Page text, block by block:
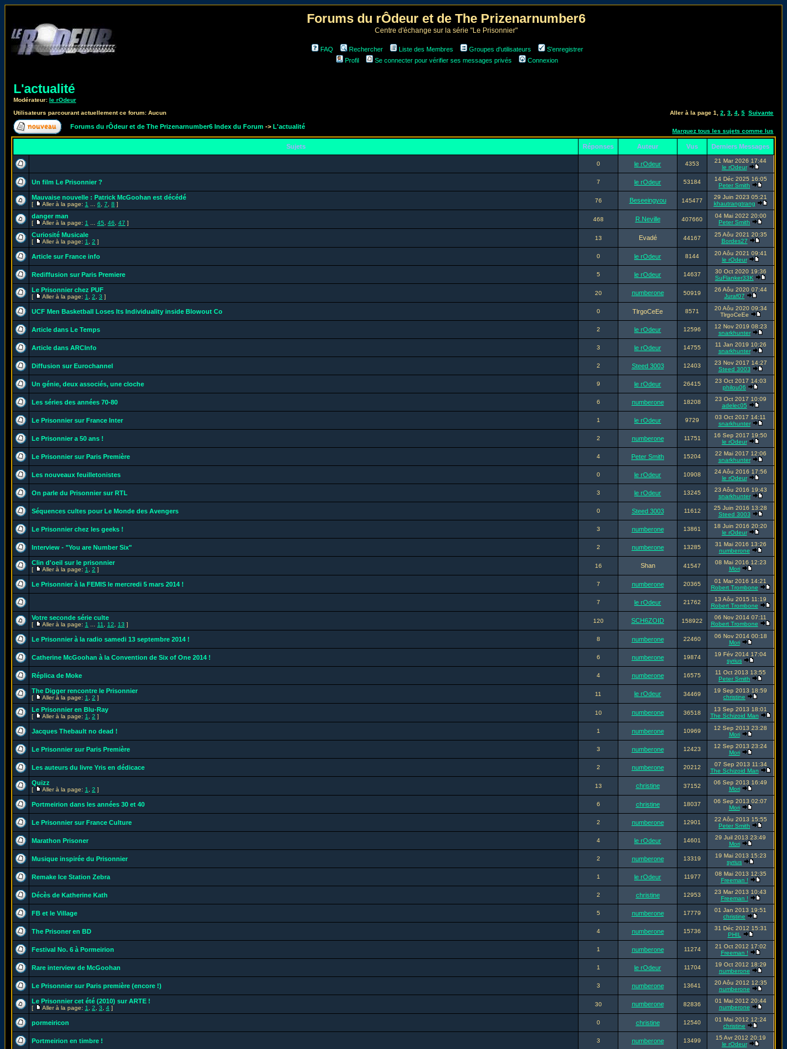
Forums du rÔdeur et de The Prizenarnumber6
Centre d'échange sur la série "Le Prisonnier"
FAQ Rechercher Liste des Membres Groupes d'utilisateurs
S'enregistrer
Profil
Se connecter pour vérifier ses messages privés Connexion
L'actualité
Modérateur: le rOdeur
Utilisateurs parcourant actuellement ce forum: Aucun
Aller à la page 1 2 3 4 5 Suivante
Forums du rÔdeur et de The Prizenarnumber6 Index du Forum -> L'actualité
Marquez tous les sujets comme lus
Sujets Réponses Auteur Vus Derniers Messages
0 le rOdeur 4353
21 Mar 2026 17:44
le rOdeur
Un film Le Prisonnier ? 7 le rOdeur 53184
14 Déc 2025 16:05
Peter Smith
Mauvaise nouvelle : Patrick McGoohan est décédé
[ Aller à la page: 1 6 7 8 ]
76 Beseeingyou 145477
29 Juin 2023 05:21
khautrangtrang
danger man
[ Aller à la page: 1 45 46 47 ]
468 R.Neville 407660
04 Mai 2022 20:00
Peter Smith
Curiosité Musicale
[ Aller à la page: 1 2 ]
13 Evadé 44167
25 Aôu 2021 20:35
Bordes27
Article sur France info 0 le rOdeur 8144
20 Aôu 2021 09:41
le rOdeur
Rediffusion sur Paris Premiere 5 le rOdeur 14637
30 Oct 2020 19:36
SuFlanker33K
Le Prisonnier chez PUF
[ Aller à la page: 1 2 3 ]
20 numberone 50919
26 Aôu 2020 07:44
Juraf07
UCF Men Basketball Loses Its Individuality inside Blowout Co 0 TlrgoCeEe 8571
20 Aôu 2020 09:34
TlrgoCeEe
Article dans Le Temps 2 le rOdeur 12596
12 Nov 2019 08:23
snarkhunter
Article dans ARCInfo 3 le rOdeur 14755
11 Jan 2019 10:26
snarkhunter
Diffusion sur Eurochannel 2 Steed 3003 12403
23 Nov 2017 14:27
Steed 3003
Un génie, deux associés, une cloche 9 le rOdeur 26415
23 Oct 2017 14:03
philou06
Les séries des années 70-80 6 numberone 18208
23 Oct 2017 10:09
adelec05
Le Prisonnier sur France Inter 1 le rOdeur 9729
03 Oct 2017 14:11
snarkhunter
Le Prisonnier a 50 ans ! 2 numberone 11751
16 Sep 2017 19:50
le rOdeur
Le Prisonnier sur Paris Première 4 Peter Smith 15204
22 Mai 2017 12:06
snarkhunter
Les nouveaux feuilletonistes 0 le rOdeur 10908
24 Aôu 2016 17:56
le rOdeur
On parle du Prisonnier sur RTL 3 le rOdeur 13245
23 Aôu 2016 19:43
snarkhunter
Séquences cultes pour Le Monde des Avengers 0 Steed 3003 11612
25 Juin 2016 13:28
Steed 3003
Le Prisonnier chez les geeks ! 3 numberone 13861
18 Juin 2016 20:20
le rOdeur
Interview - "You are Number Six" 2 numberone 13285
31 Mai 2016 13:26
numberone
Clin d'oeil sur le prisonnier
[ Aller à la page: 1 2 ]
16 Shan 41547
08 Mai 2016 12:23
Mori
Le Prisonnier à la FEMIS le mercredi 5 mars 2014 ! 7 numberone 20365
01 Mar 2016 14:21
Robert Trombone
7 le rOdeur 21762
13 Aôu 2015 11:19
Robert Trombone
Votre seconde série culte
[ Aller à la page: 1 11 12 13 ]
120 SCH6ZOID 158922
06 Nov 2014 07:11
Robert Trombone
Le Prisonnier à la radio samedi 13 septembre 2014 ! 8 numberone 22460
06 Nov 2014 00:18
Mori
Catherine McGoohan à la Convention de Six of One 2014 ! 6 numberone 19874
19 Fév 2014 17:04
syrius
Réplica de Moke 4 numberone 16575
11 Oct 2013 13:55
Peter Smith
The Digger rencontre le Prisonnier
[ Aller à la page: 1 2 ]
11 le rOdeur 34469
19 Sep 2013 18:59
christine
Le Prisonnier en Blu-Ray
[ Aller à la page: 1 2 ]
10 numberone 36518
13 Sep 2013 18:01
The Schizoid Man
Jacques Thebault no dead ! 1 numberone 10969
12 Sep 2013 23:28
Mori
Le Prisonnier sur Paris Première 3 numberone 12423
12 Sep 2013 23:24
Mori
Les auteurs du livre Yris en dédicace 2 numberone 20212
07 Sep 2013 11:34
The Schizoid Man
Quizz
[ Aller à la page: 1 2 ]
13 christine 37152
06 Sep 2013 16:49
Mori
Portmeirion dans les années 30 et 40 6 christine 18037
06 Sep 2013 02:07
Mori
Le Prisonnier sur France Culture 2 numberone 12901
22 Aôu 2013 15:55
Peter Smith
Marathon Prisoner 4 le rOdeur 14601
29 Juil 2013 23:49
Mori
Musique inspirée du Prisonnier 2 numberone 13319
19 Mai 2013 15:23
syrius
Remake Ice Station Zebra 1 le rOdeur 11977
08 Mai 2013 12:35
Freeman !
Décès de Katherine Kath 2 christine 12953
23 Mar 2013 10:43
Freeman !
FB et le Village 5 numberone 17779
01 Jan 2013 19:51
christine
The Prisoner en BD 4 numberone 15736
31 Déc 2012 15:31
PHIL
Festival No. 6 à Pormeirion 1 numberone 11274
21 Oct 2012 17:02
Freeman !
Rare interview de McGoohan 1 le rOdeur 11704
19 Oct 2012 18:29
numberone
Le Prisonnier sur Paris première (encore !) 3 numberone 13641
20 Aôu 2012 12:35
numberone
Le Prisonnier cet été (2010) sur ARTE !
[ Aller à la page: 1 2 3 4 ]
30 numberone 82836
01 Mai 2012 20:44
numberone
pormeiricon 0 christine 12540
01 Mai 2012 12:24
christine
Portmeirion en timbre ! 3 numberone 13499
15 Avr 2012 20:19
le rOdeur